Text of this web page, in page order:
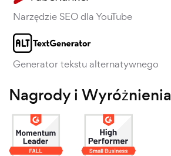
Narzędzie SEO dla YouTube
Generator tekstu alternatywnego
Nagrody i Wyróżnienia